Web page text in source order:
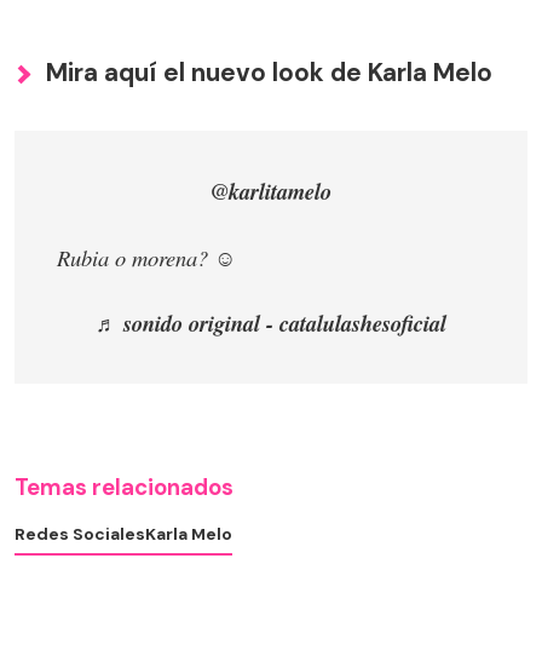
Mira aquí el nuevo look de Karla Melo
@karlitamelo
Rubia o morena? ☺️
♬ sonido original - catalulashesoficial
Temas relacionados
Redes SocialesKarla Melo